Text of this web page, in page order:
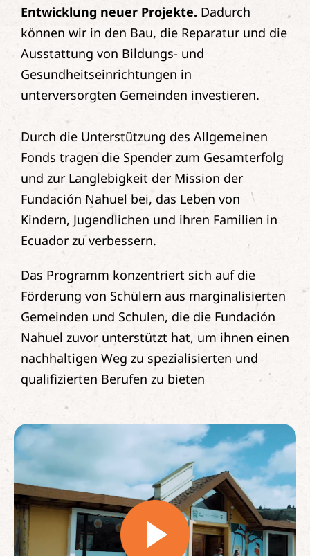
Entwicklung neuer Projekte. Dadurch
können wir in den Bau, die Reparatur und die
Ausstattung von Bildungs- und
Gesundheitseinrichtungen in
unterversorgten Gemeinden investieren.
Durch die Unterstützung des Allgemeinen
Fonds tragen die Spender zum Gesamterfolg
und zur Langlebigkeit der Mission der
Fundación Nahuel bei, das Leben von
Kindern, Jugendlichen und ihren Familien in
Ecuador zu verbessern.
Das Programm konzentriert sich auf die
Förderung von Schülern aus marginalisierten
Gemeinden und Schulen, die die Fundación
Nahuel zuvor unterstützt hat, um ihnen einen
nachhaltigen Weg zu spezialisierten und
qualifizierten Berufen zu bieten